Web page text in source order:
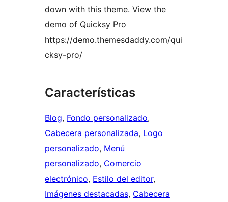
down with this theme. View the
demo of Quicksy Pro
https://demo.themesdaddy.com/qui
cksy-pro/
Características
Blog, Fondo personalizado
Cabecera personalizada, Logo
personalizado, Menú
personalizado, Comercio
electrónico, Estilo del editor
Imágenes destacadas, Cabecera